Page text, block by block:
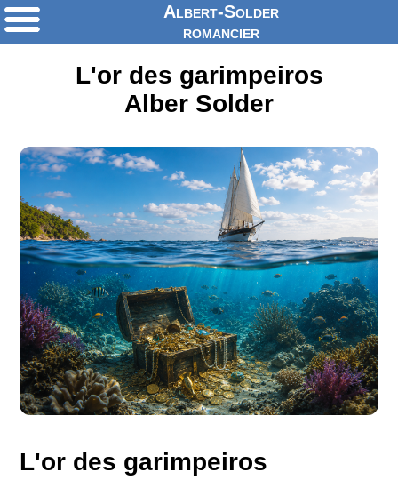
Albert-Solder
romancier
L'or des garimpeiros
Alber Solder
L'or des garimpeiros